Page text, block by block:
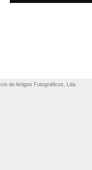
de Artigos Fotográficos, Lda.